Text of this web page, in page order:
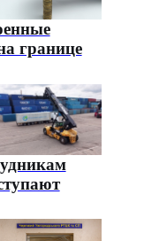
границе